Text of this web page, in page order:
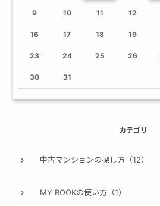
9 10 11 12
16 17 18 19
23 24 25 26
30 31
カテゴリ
中古マンションの探し方（12）
MY BOOKの使い方（1）